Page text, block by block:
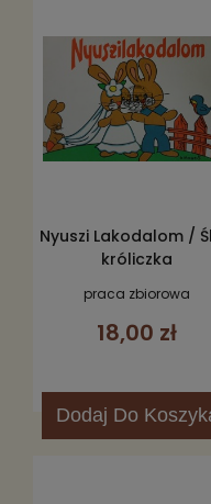
Nyuszi Lakodalom /
króliczka
praca zbiorowa
18,00 zł
Dodaj Do